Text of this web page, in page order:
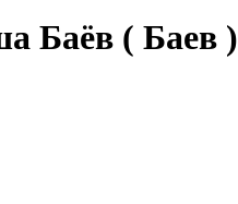
Баёв ( Баев )